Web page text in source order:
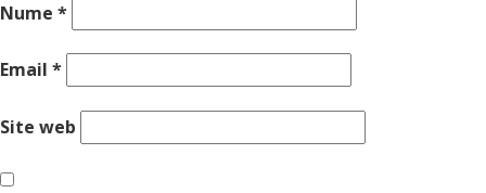
Nume *
Email *
Site web